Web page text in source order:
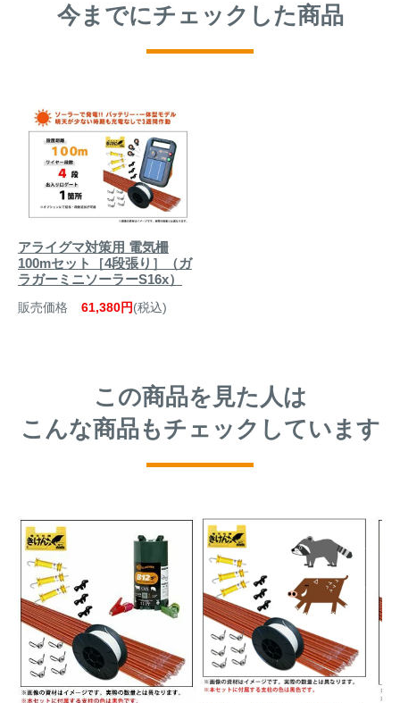
今までにチェックした商品
アライグマ対策用 電気柵
100mセット［4段張り］（ガ
ラガーミニソーラーS16x）
販売価格 61,380円(税込)
この商品を見た人は
こんな商品もチェックしています